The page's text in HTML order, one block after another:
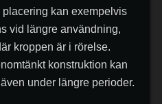
kan exempelvis
vid längre användning,
kroppen är i rörelse.
konstruktion kan
under längre perioder.